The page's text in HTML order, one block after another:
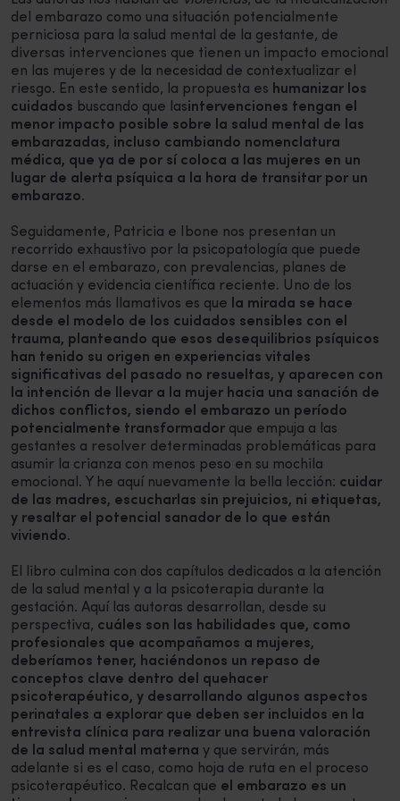
del embarazo como una situación potencialmente
perniciosa para la salud mental de la gestante, de
diversas intervenciones que tienen un impacto emocional
en las mujeres y de la necesidad de contextualizar el
riesgo. En este sentido, la propuesta es humanizar los
cuidados buscando que lasintervenciones tengan el
menor impacto posible sobre la salud mental de las
embarazadas, incluso cambiando nomenclatura
médica, que ya de por sí coloca a las mujeres en un
lugar de alerta psíquica a la hora de transitar por un
embarazo.
Seguidamente, Patricia e Ibone nos presentan un
recorrido exhaustivo por la psicopatología que puede
darse en el embarazo, con prevalencias, planes de
actuación y evidencia científica reciente. Uno de los
elementos más llamativos es que la mirada se hace
desde el modelo de los cuidados sensibles con el
trauma, planteando que esos desequilibrios psíquicos
han tenido su origen en experiencias vitales
significativas del pasado no resueltas, y aparecen con
la intención de llevar a la mujer hacia una sanación de
dichos conflictos, siendo el embarazo un período
potencialmente transformador que empuja a las
gestantes a resolver determinadas problemáticas para
asumir la crianza con menos peso en su mochila
emocional. Y he aquí nuevamente la bella lección: cuidar
de las madres, escucharlas sin prejuicios, ni etiquetas,
y resaltar el potencial sanador de lo que están
viviendo.
El libro culmina con dos capítulos dedicados a la atención
de la salud mental y a la psicoterapia durante la
gestación. Aquí las autoras desarrollan, desde su
perspectiva, cuáles son las habilidades que, como
profesionales que acompañamos a mujeres,
deberíamos tener, haciéndonos un repaso de
conceptos clave dentro del quehacer
psicoterapéutico, y desarrollando algunos aspectos
perinatales a explorar que deben ser incluidos en la
entrevista clínica para realizar una buena valoración
de la salud mental materna y que servirán, más
adelante si es el caso, como hoja de ruta en el proceso
psicoterapéutico. Recalcan que el embarazo es un